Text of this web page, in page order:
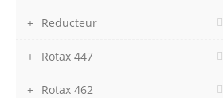
Reducteur
Rotax 447
Rotax 462